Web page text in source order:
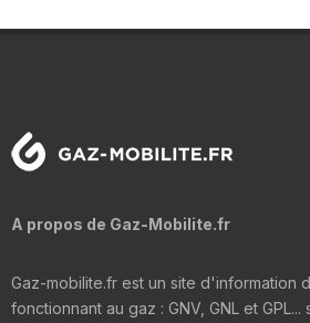
A propos de Gaz-Mobilite.fr
Gaz-mobilite.fr est un site d'information
fonctionnant au gaz : GNV, GNL et